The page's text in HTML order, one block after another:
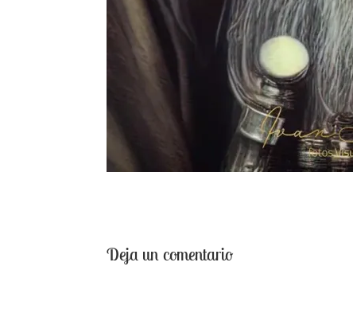
Deja un comentario